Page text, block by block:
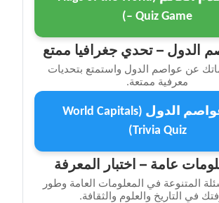
– Quiz Game)
الدول – تحدي جغرافيا ممتع
عن عواصم الدول واستمتع بتحديات
معرفية ممتعة.
لعبة عواصم الدول (World Capitals
Trivia Quiz)
عامة – اختبار المعرفة
المتنوعة في المعلومات العامة وطور
في التاريخ والعلوم والثقافة.